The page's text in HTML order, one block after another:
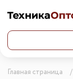
Главная страница